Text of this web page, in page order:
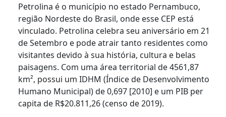
Petrolina é o município no estado Pernambuco,
região Nordeste do Brasil, onde esse CEP está
vinculado. Petrolina celebra seu aniversário em 21
de Setembro e pode atrair tanto residentes como
visitantes devido à sua história, cultura e belas
paisagens. Com uma área territorial de 4561,87
km², possui um IDHM (Índice de Desenvolvimento
Humano Municipal) de 0,697 [2010] e um PIB per
capita de R$20.811,26 (censo de 2019).